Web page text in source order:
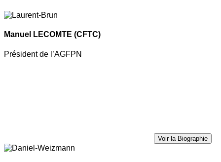
Manuel LECOMTE (CFTC)
Président de l’AGFPN
Voir la Biographie